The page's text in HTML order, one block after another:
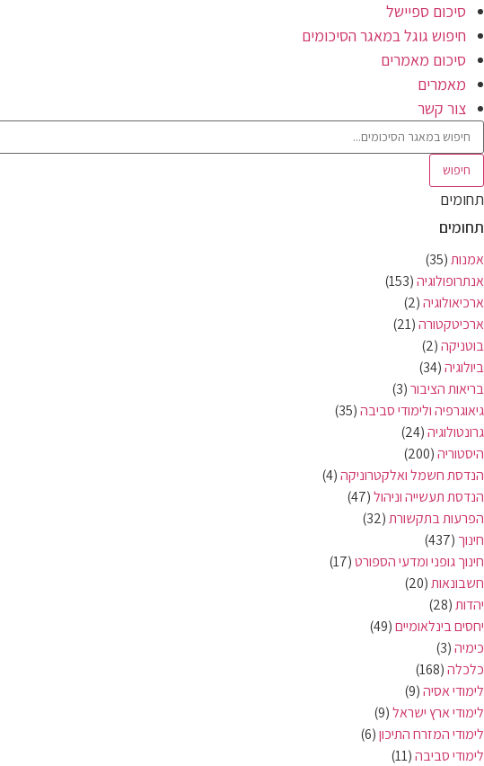
סיכום ספיישל
חיפוש גוגל במאגר הסיכומים
סיכום מאמרים
מאמרים
צור קשר
חיפוש
תחומים
תחומים
אמנות(35)
אנתרופולוגיה(153)
ארכיאולוגיה(2)
ארכיטקטורה(21)
בוטניקה(2)
ביולוגיה(34)
בריאות הציבור(3)
גיאוגרפיה ולימודי סביבה(35)
גרונטולוגיה(24)
היסטוריה(200)
הנדסת חשמל ואלקטרוניקה(4)
הנדסת תעשייה וניהול(47)
הפרעות בתקשורת(32)
חינוך (437)
חינוך גופני ומדעי הספורט(17)
חשבונאות(20)
יהדות(28)
יחסים בינלאומיים(49)
כימיה(3)
כלכלה(168)
לימודי אסיה(9)
לימודי ארץ ישראל(9)
לימודי המזרח התיכון(6)
לימודי סביבה(11)